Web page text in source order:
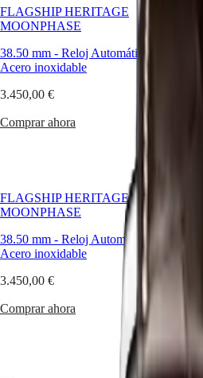
Master
MASTER
COLLECTION
COLLECTION
CHRONOGRAPH
MASTER
COLLECTION
MOONPHASE
MASTER
COLLECTION
Conquest
CLASSIC
CHRONOGRAPH
HYDROCONQUEST
HYDROCONQUEST
South
América
Canada
Canada
Asia-
Pacífico
Australia
中
國
한
un
simple
reloj:
la
fascinación
por
el
arte
que
valora
los
detalles,
el
simbolismo
y
la
profundidad
FLAGSHIP HERITAGE
MOONPHASE
38.50 mm - Reloj Automático
Acero inoxidable
3.450,00 €
Comprar ahora
FLAGSHIP HERITAGE
MOONPHASE
38.50 mm - Reloj Automático
Acero inoxidable
3.450,00 €
Comprar ahora
42